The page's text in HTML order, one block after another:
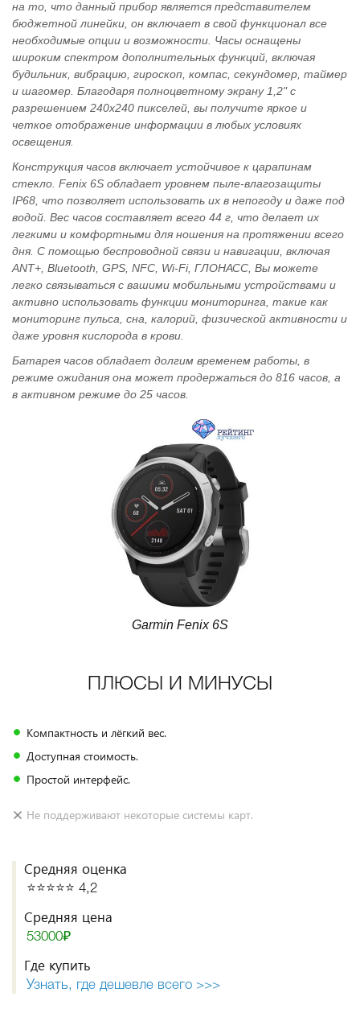
на то, что данный прибор является представителем
бюджетной линейки, он включает в свой функционал все
необходимые опции и возможности. Часы оснащены
широким спектром дополнительных функций, включая
будильник, вибрацию, гироскоп, компас, секундомер, таймер
и шагомер. Благодаря полноцветному экрану 1,2" с
разрешением 240x240 пикселей, вы получите яркое и
четкое отображение информации в любых условиях
освещения.
Конструкция часов включает устойчивое к царапинам
стекло. Fenix 6S обладает уровнем пыле-влагозащиты
IP68, что позволяет использовать их в непогоду и даже под
водой. Вес часов составляет всего 44 г, что делает их
легкими и комфортными для ношения на протяжении всего
дня. С помощью беспроводной связи и навигации, включая
ANT+, Bluetooth, GPS, NFC, Wi-Fi, ГЛОНАСС, Вы можете
легко связываться с вашими мобильными устройствами и
активно использовать функции мониторинга, такие как
мониторинг пульса, сна, калорий, физической активности и
даже уровня кислорода в крови.
Батарея часов обладает долгим временем работы, в
режиме ожидания она может продержаться до 816 часов, а
в активном режиме до 25 часов.
Garmin Fenix 6S
ПЛЮСЫ И МИНУСЫ
Компактность и лёгкий вес.
Доступная стоимость.
Простой интерфейс.
Не поддерживают некоторые системы карт.
Средняя оценка
⭐️⭐️⭐️⭐️⭐️ 4,2
Средняя цена
53000₽
Где купить
Узнать, где дешевле всего >>>